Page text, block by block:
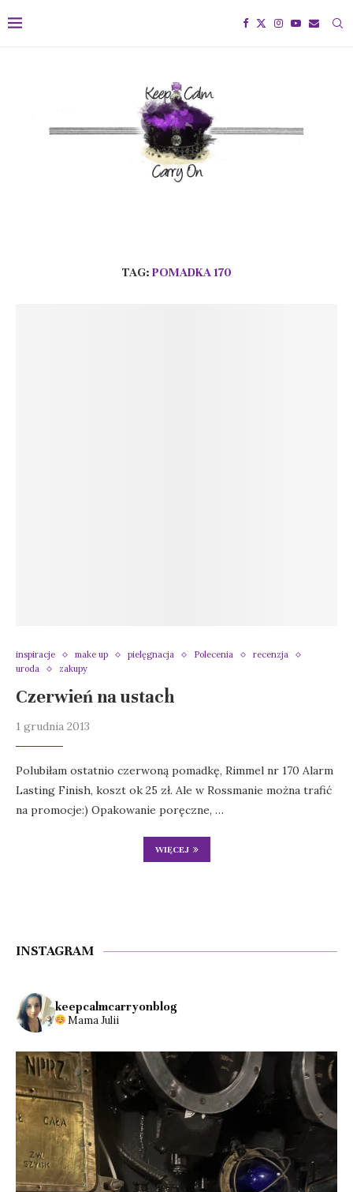
TAG: POMADKA 170
inspiracje make up pielęgnacja Polecenia
recenzja
uroda
zakupy
Czerwień na ustach
1 grudnia 2013
Polubiłam ostatnio czerwoną pomadkę, Rimmel nr 170 Alarm
Lasting Finish, koszt ok 25 zł. Ale w Rossmanie można trafić
na promocje:) Opakowanie poręczne, …
WIĘCEJ
INSTAGRAM
keepcalmcarryonblog
Mama Julii